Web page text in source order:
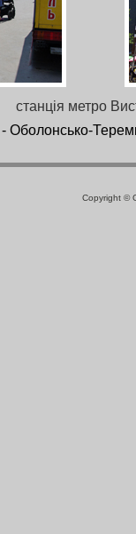
станція метро
Copyright ©